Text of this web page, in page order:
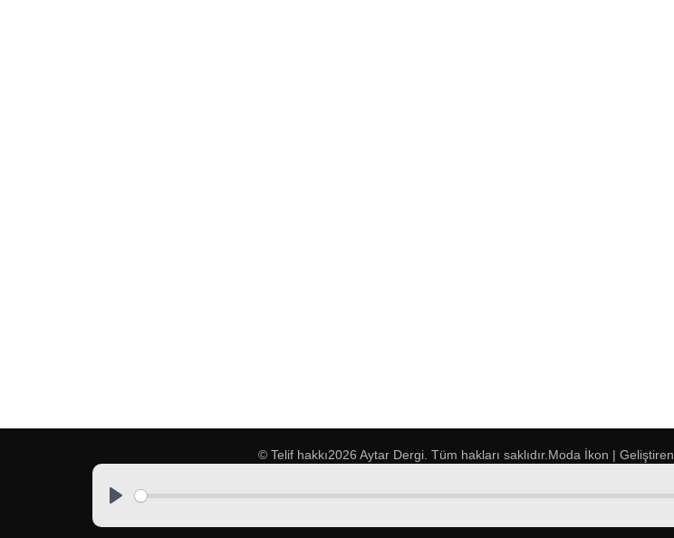
© Telif hakkı2026 Aytar Dergi. Tüm hakları saklıdır. Moda İkon | Geliştiren